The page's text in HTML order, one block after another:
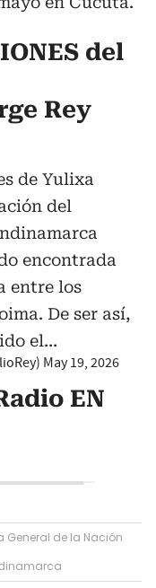
del
Rey
de Yulixa
del
encontrada
entre los
De ser así,
el…
May 19, 2026
EN
General de la Nación